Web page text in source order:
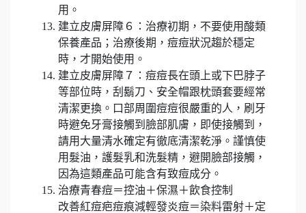
用。
建立皮膚屏障６：治療初期，不要使用酸類
保養產品；治療後期，痘痘狀況趨於穩定
時，才開始使用。
建立皮膚屏障７：痘痘長在頭上或下巴脖子
等部位時，刮鬍刀、安全帽跟枕頭套要經常
清潔更換。口部周圍痘痘很嚴重的人，刷牙
時避免牙膏接觸到臉部肌膚，即使接觸到，
請用大量清水確定有徹底清潔乾淨。謹慎使
用髮油，護髮乳和洗髮精，避開臉部接觸，
因為這類產品可能含有致痘成分。
治療青春痘＝控油＋保濕＋飲食控制
改善紅痘疤痘痕減輕發炎痘＝染料雷射＋定